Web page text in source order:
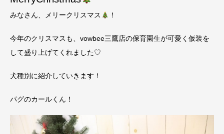
みなさん、メリークリスマス ！
今年のクリスマスも、vowbee三鷹店の保育園生が可愛く仮装を
して盛り上げてくれました♡
犬種別に紹介していきます！
パグのカールくん！